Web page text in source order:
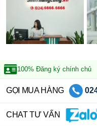
100% Đăng ký chính chủ
GỌI MUA HÀNG
CHAT TƯ VẤN